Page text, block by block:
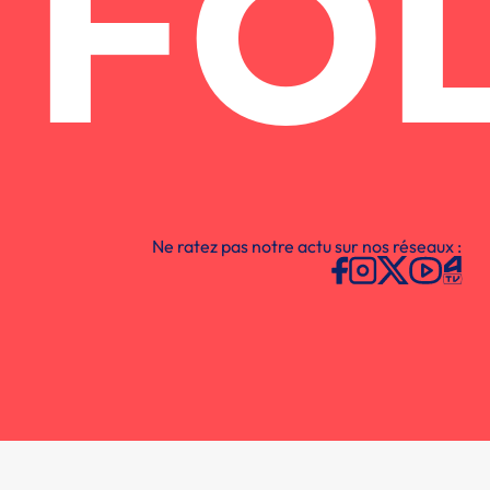
Ne ratez pas notre actu sur nos réseaux :